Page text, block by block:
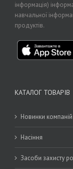
інформація)
навчальної
продуктів.
КАТАЛОГ ТОВАРІВ
Новинки компаній
Насіння
Засоби захисту